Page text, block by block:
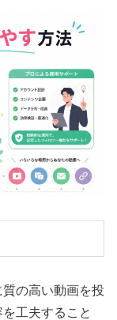
の高い動画を投
工夫すること